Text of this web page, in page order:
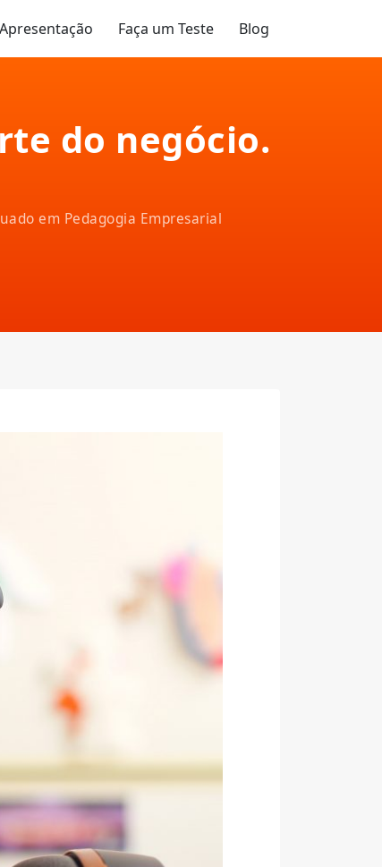
Apresentação Faça um Teste Blog
do negócio.
em Pedagogia Empresarial